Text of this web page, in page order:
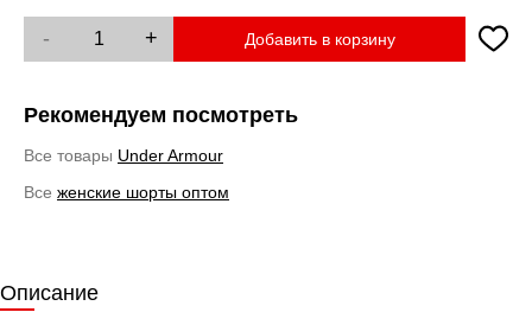
- + Добавить в корзину
Рекомендуем посмотреть
Все товары Under Armour
Все женские шорты оптом
Описание